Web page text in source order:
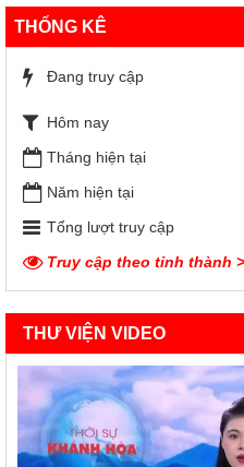
THỐNG KÊ
Đang truy cập
Hôm nay
Tháng hiện tại
Năm hiện tại
Tổng lượt truy cập
Truy cập theo tỉnh thành
THƯ VIỆN VIDEO